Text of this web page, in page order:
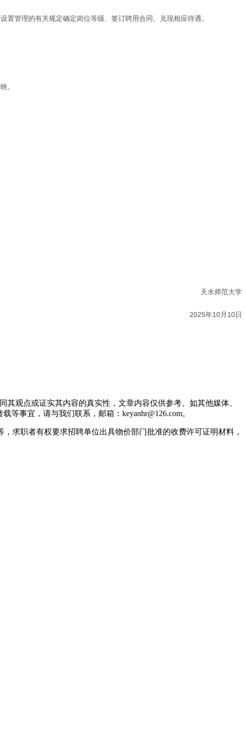
管理的有关规定确定岗位等级、签订聘用合同、兑现相应待遇。
。
天水师范大学
2025年10月10日
观点或证实其内容的真实性，文章内容仅供参考。如其他媒体、
事宜，请与我们联系，邮箱：keyanhr@126.com。
求职者有权要求招聘单位出具物价部门批准的收费许可证明材料，